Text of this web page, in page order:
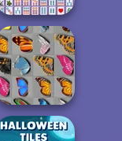
Mahjong
Connect Deluxe